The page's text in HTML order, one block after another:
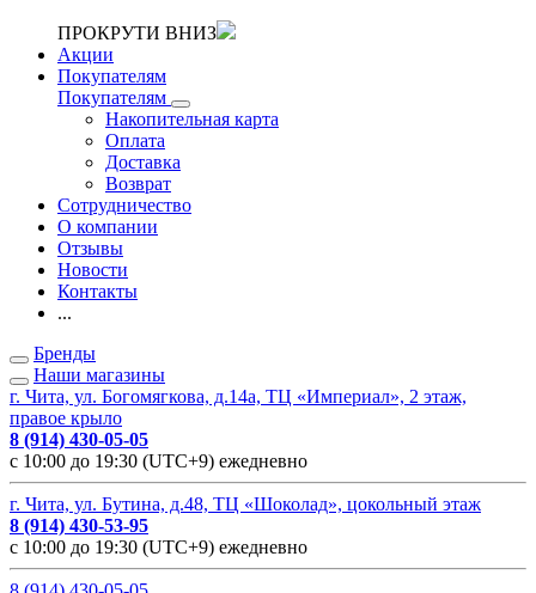
ПРОКРУТИ ВНИЗ
Акции
Покупателям
Покупателям
Накопительная карта
Оплата
Доставка
Возврат
Сотрудничество
О компании
Отзывы
Новости
Контакты
...
Бренды
Наши магазины
г. Чита, ул. Богомягкова, д.14а, ТЦ «Империал», 2 этаж,
правое крыло
8 (914) 430-05-05
с 10:00 до 19:30 (UTC+9) ежедневно
г. Чита, ул. Бутина, д.48, ТЦ «Шоколад», цокольный этаж
8 (914) 430-53-95
с 10:00 до 19:30 (UTC+9) ежедневно